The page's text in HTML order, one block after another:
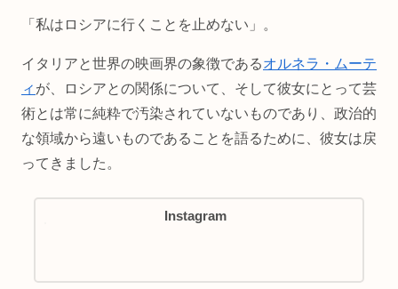
「私はロシアに行くことを止めない」。
イタリアと世界の映画界の象徴であるオルネラ・ムーテ
ィ が、ロシアとの関係について、そして彼女にとって芸
術とは常に純粋で汚染されていないものであり、政治的
な領域から遠いものであることを語るために、彼女は戻
ってきました。
Instagram